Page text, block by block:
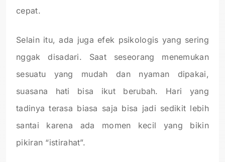
cepat.
Selain itu, ada juga efek psikologis yang sering
nggak disadari. Saat seseorang menemukan
sesuatu yang mudah dan nyaman dipakai,
suasana hati bisa ikut berubah. Hari yang
tadinya terasa biasa saja bisa jadi sedikit lebih
santai karena ada momen kecil yang bikin
pikiran “istirahat”.